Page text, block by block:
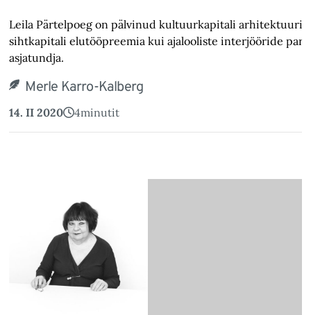
Leila Pärtelpoeg on pälvinud kultuurkapitali arhitektuuri
sihtkapitali elutööpreemia kui ajalooliste interjööride
asjatundja.
Merle Karro-Kalberg
14. II 2020 4minutit